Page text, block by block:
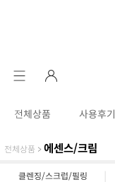
전체상품 사용후기
전체상품 > 에센스/크림
클렌징/스크럽/필링